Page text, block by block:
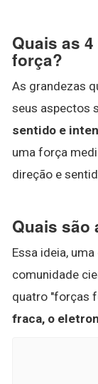
Quais as
força?
As grandezas
seus aspectos
sentido e
uma força
direção e
Quais são
Essa ideia,
comunidade
quatro "forças
fraca, o